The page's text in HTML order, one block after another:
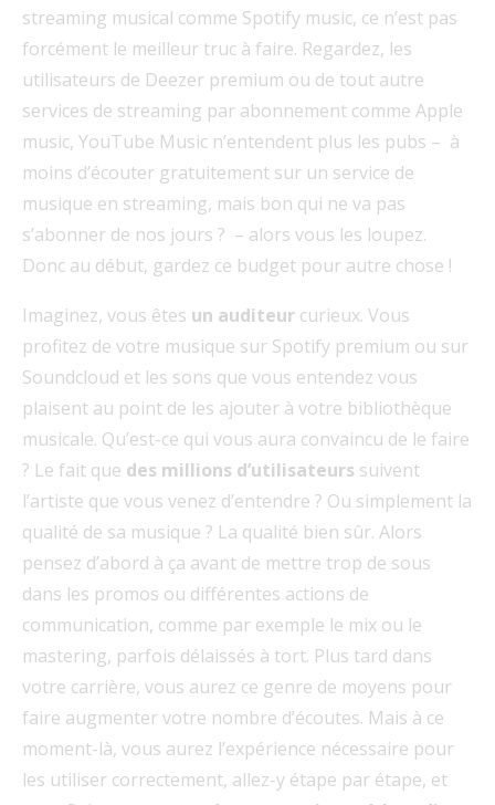
streaming musical comme Spotify music, ce n’est pas
forcément le meilleur truc à faire. Regardez, les
utilisateurs de Deezer premium ou de tout autre
services de streaming par abonnement comme Apple
music, YouTube Music n’entendent plus les pubs – à
moins d’écouter gratuitement sur un service de
musique en streaming, mais bon qui ne va pas
s’abonner de nos jours ? – alors vous les loupez.
Donc au début, gardez ce budget pour autre chose !
Imaginez, vous êtes un auditeur curieux. Vous
profitez de votre musique sur Spotify premium ou sur
Soundcloud et les sons que vous entendez vous
plaisent au point de les ajouter à votre bibliothèque
musicale. Qu’est-ce qui vous aura convaincu de le faire
? Le fait que des millions d’utilisateurs suivent
l’artiste que vous venez d’entendre ? Ou simplement la
qualité de sa musique ? La qualité bien sûr. Alors
pensez d’abord à ça avant de mettre trop de sous
dans les promos ou différentes actions de
communication, comme par exemple le mix ou le
mastering, parfois délaissés à tort. Plus tard dans
votre carrière, vous aurez ce genre de moyens pour
faire augmenter votre nombre d’écoutes. Mais à ce
moment-là, vous aurez l’expérience nécessaire pour
les utiliser correctement, allez-y étape par étape, et